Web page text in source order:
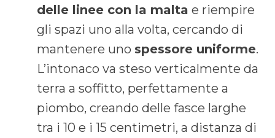
delle linee con la malta e riempire
gli spazi uno alla volta, cercando di
mantenere uno spessore uniforme.
L’intonaco va steso verticalmente da
terra a soffitto, perfettamente a
piombo, creando delle fasce larghe
tra i 10 e i 15 centimetri, a distanza di